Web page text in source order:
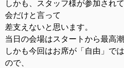
しかも、スタッフ様が参加され
会だけと言って
差支えないと思います。
当日の会場はスタートから最高潮
しかも今回はお席が「自由」で
ので、